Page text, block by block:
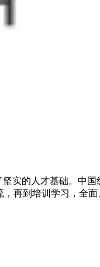
实的人才基础。中
再到培训学习，全